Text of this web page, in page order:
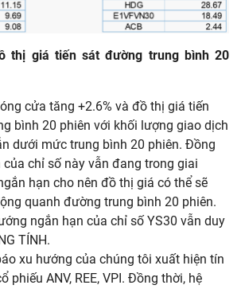
thị giá tiến sát đường trung bình20
cửa tăng +2.6% và đồ thị giá tiến
bình 20 phiên với khối lượng giao dịch
dưới mức trung bình 20 phiên. Đồng
chỉ số này vẫn đang trong giai
hạn cho nên đồ thị giá có thể sẽ
quanh đường trung bình 20 phiên.
ngắn hạn của chỉ số YS30 vẫn duy
TÍNH.
xu hướng của chúng tôi xuất hiện tín
phiếu ANV, REE, VPI. Đồng thời, hệ